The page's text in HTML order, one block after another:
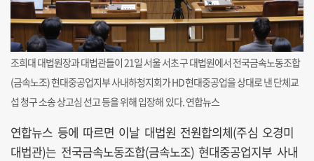
조희대 대법원장과 대법관들이 21일 서울 서초구 대법원에서 전국금속노동조합
(금속노조) 현대중공업지부 사내하청지회가 HD현대중공업을 상대로 낸 단체교
섭 청구 소송 상고심 선고 등을 위해 입장해 있다. 연합뉴스
연합뉴스 등에 따르면 이날 대법원 전원합의체(주심 오경미
대법관)는 전국금속노동조합(금속노조) 현대중공업지부 사내